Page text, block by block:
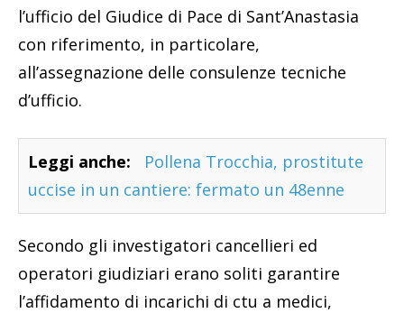
l’ufficio del Giudice di Pace di Sant’Anastasia
con riferimento, in particolare,
all’assegnazione delle consulenze tecniche
d’ufficio.
Leggi anche:
Pollena Trocchia, prostitute
uccise in un cantiere: fermato un 48enne
Secondo gli investigatori cancellieri ed
operatori giudiziari erano soliti garantire
l’affidamento di incarichi di ctu a medici,